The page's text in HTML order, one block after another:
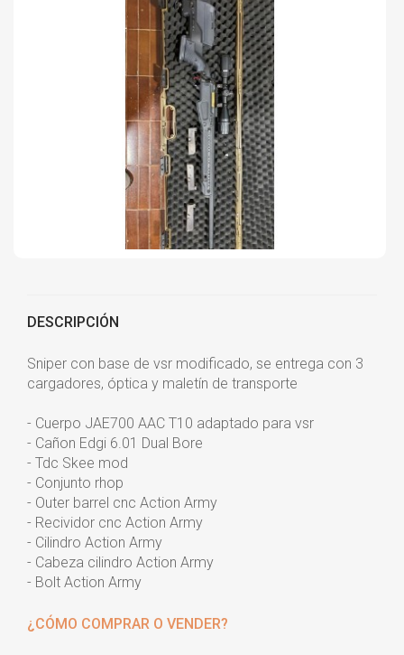
DESCRIPCIÓN
Sniper con base de vsr modificado, se entrega con 3
cargadores, óptica y maletín de transporte
- Cuerpo JAE700 AAC T10 adaptado para vsr
- Cañon Edgi 6.01 Dual Bore
- Tdc Skee mod
- Conjunto rhop
- Outer barrel cnc Action Army
- Recividor cnc Action Army
- Cilindro Action Army
- Cabeza cilindro Action Army
- Bolt Action Army
¿CÓMO COMPRAR O VENDER?